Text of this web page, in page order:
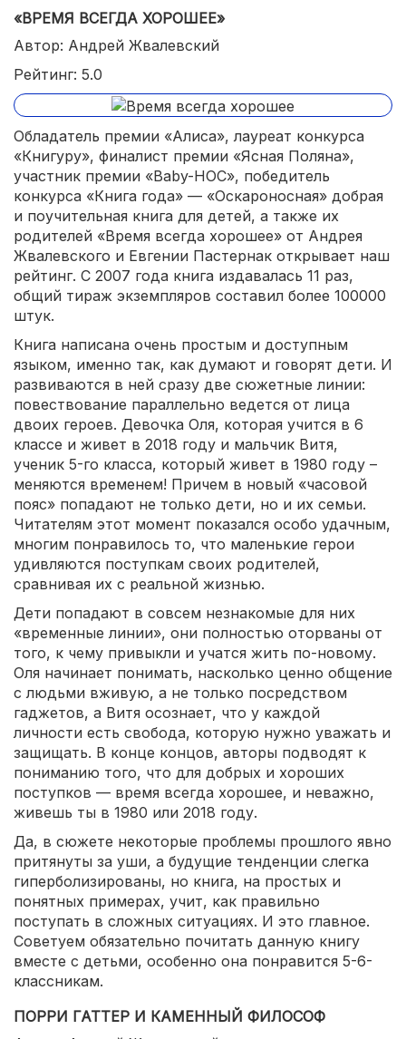
«ВРЕМЯ ВСЕГДА ХОРОШЕЕ»
Автор: Андрей Жвалевский
Рейтинг: 5.0
Обладатель премии «Алиса», лауреат конкурса
«Книгуру», финалист премии «Ясная Поляна»,
участник премии «Baby-НОС», победитель
конкурса «Книга года» — «Оскароносная» добрая
и поучительная книга для детей, а также их
родителей «Время всегда хорошее» от Андрея
Жвалевского и Евгении Пастернак открывает наш
рейтинг. С 2007 года книга издавалась 11 раз,
общий тираж экземпляров составил более 100000
штук.
Книга написана очень простым и доступным
языком, именно так, как думают и говорят дети. И
развиваются в ней сразу две сюжетные линии:
повествование параллельно ведется от лица
двоих героев. Девочка Оля, которая учится в 6
классе и живет в 2018 году и мальчик Витя,
ученик 5-го класса, который живет в 1980 году –
меняются временем! Причем в новый «часовой
пояс» попадают не только дети, но и их семьи.
Читателям этот момент показался особо удачным,
многим понравилось то, что маленькие герои
удивляются поступкам своих родителей,
сравнивая их с реальной жизнью.
Дети попадают в совсем незнакомые для них
«временные линии», они полностью оторваны от
того, к чему привыкли и учатся жить по-новому.
Оля начинает понимать, насколько ценно общение
с людьми вживую, а не только посредством
гаджетов, а Витя осознает, что у каждой
личности есть свобода, которую нужно уважать и
защищать. В конце концов, авторы подводят к
пониманию того, что для добрых и хороших
поступков — время всегда хорошее, и неважно,
живешь ты в 1980 или 2018 году.
Да, в сюжете некоторые проблемы прошлого явно
притянуты за уши, а будущие тенденции слегка
гиперболизированы, но книга, на простых и
понятных примерах, учит, как правильно
поступать в сложных ситуациях. И это главное.
Советуем обязательно почитать данную книгу
вместе с детьми, особенно она понравится 5-6-
классникам.
ПОРРИ ГАТТЕР И КАМЕННЫЙ ФИЛОСОФ